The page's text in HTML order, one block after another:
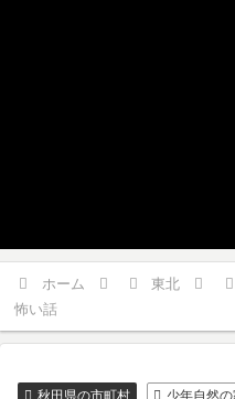
ホーム 東北
怖い話
秋田県の市町村 少年自然の